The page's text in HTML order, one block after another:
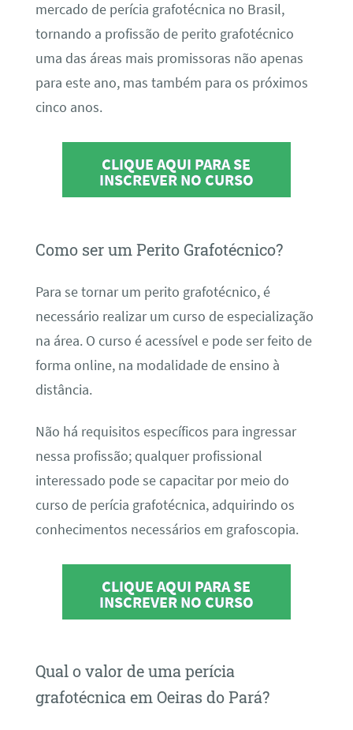
mercado de perícia grafotécnica no Brasil,
tornando a profissão de perito grafotécnico
uma das áreas mais promissoras não apenas
para este ano, mas também para os próximos
cinco anos.
CLIQUE AQUI PARA SE
INSCREVER NO CURSO
Como ser um Perito Grafotécnico?
Para se tornar um perito grafotécnico, é
necessário realizar um curso de especialização
na área. O curso é acessível e pode ser feito de
forma online, na modalidade de ensino à
distância.
Não há requisitos específicos para ingressar
nessa profissão; qualquer profissional
interessado pode se capacitar por meio do
curso de perícia grafotécnica, adquirindo os
conhecimentos necessários em grafoscopia.
CLIQUE AQUI PARA SE
INSCREVER NO CURSO
Qual o valor de uma perícia
grafotécnica em Oeiras do Pará?